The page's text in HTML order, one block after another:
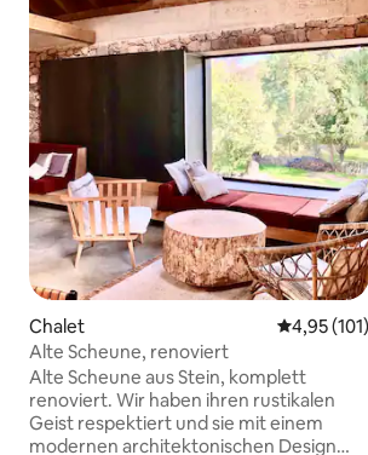
Chalet
4,95 (101)
Alte Scheune, renoviert
Alte Scheune aus Stein, komplett
renoviert. Wir haben ihren rustikalen
Geist respektiert und sie mit einem
modernen architektonischen Design